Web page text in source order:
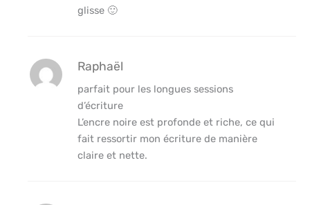
glisse 🙂
Raphaël
parfait pour les longues sessions
d’écriture
L’encre noire est profonde et riche, ce qui
fait ressortir mon écriture de manière
claire et nette.